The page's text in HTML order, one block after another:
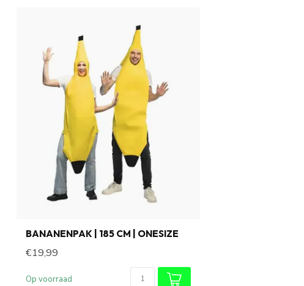
BANANENPAK | 185 CM | ONESIZE
€19,99
Op voorraad